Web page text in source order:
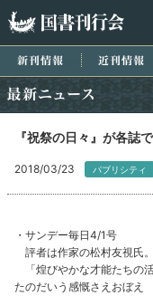
新刊情報
『祝祭の日々』が各誌
2018/03/23 パブリシティ
・サンデー毎日4/1号
評者は作家の松村友視氏。
「煌びやかな才能たちの
たのだいう感慨さえおぼえ